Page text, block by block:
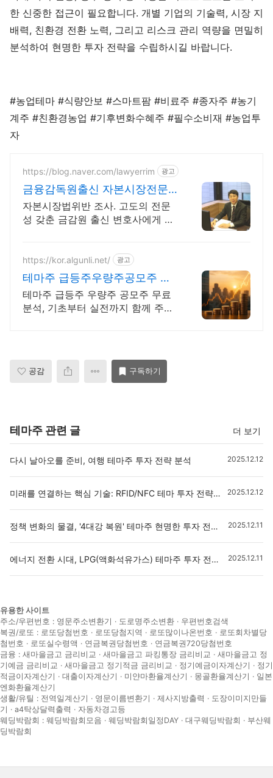
한 신중한 접근이 필요합니다. 개별 기업의 기술력, 시장 지
배력, 친환경 전환 노력, 그리고 리스크 관리 역량을 면밀히
분석하여 현명한 투자 전략을 수립하시길 바랍니다.
#농업테마 #식량안보 #스마트팜 #비료주 #종자주 #농기
계주 #친환경농업 #기후변화수혜주 #필수소비재 #농업투
자
https://blog.naver.com/lawyerrim 광고
금융감독원출신 자본시장전문
가
자본시장법위반 조사. 고도의 전문
성 갖춘 금감원 출신 변호사에게 맡
협업가능
https://kor.algunli.net/ 광고
테마주 급등주우량주공모주 추
종목전망, 분석자료 제공
테마주 급등주 우량주 공모주 무료
분석, 기초부터 실전까지 함께 주식
공감 구독하기
테마주 관련 글 더 보기
다시 날아오를 준비, 여행 테마주 투자 전략 분석 2025.12.12
미래를 연결하는 핵심 기술: RFID/NFC 테마 투자 전략과 유망 종목 분석 2025.12.12
정책 변화의 물결, '4대강 복원' 테마주 현명한 투자 전략은? 2025.12.11
에너지 전환 시대, LPG(액화석유가스) 테마주 투자 전략: 기회와 리스크 심층 분석 2025.12.11
유용한 사이트
주소/우편번호 : 영문주소변환기 · 도로명주소변환 · 우편번호검색
복권/로또 : 로또당첨번호 · 로또당첨지역 · 로또많이나온번호 · 로또회차별당
첨번호 · 로또실수령액 · 연금복권당첨번호 · 연금복권720당첨번호
금융 : 새마을금고 금리비교 · 새마을금고 파킹통장 금리비교 · 새마을금고 정
기예금 금리비교 · 새마을금고 정기적금 금리비교 · 정기예금이자계산기 · 정기
적금이자계산기 · 대출이자계산기 · 미얀마환율계산기 · 몽골환율계산기 · 일본
엔화환율계산기
생활/유틸 : 전역일계산기 · 영문이름변환기 · 제사지방출력 · 도장이미지만들
기 · a4탁상달력출력 · 자동차경고등
웨딩박람회 : 웨딩박람회모음 · 웨딩박람회일정DAY · 대구웨딩박람회 · 부산웨
딩박람회